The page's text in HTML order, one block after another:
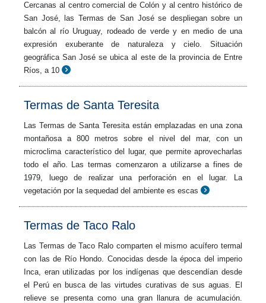
Cercanas al centro comercial de Colón y al centro histórico de
San José, las Termas de San José se despliegan sobre un
balcón al río Uruguay, rodeado de verde y en medio de una
expresión exuberante de naturaleza y cielo. Situación
geográfica San José se ubica al este de la provincia de Entre
Ríos, a 10
Termas de Santa Teresita
Las Termas de Santa Teresita están emplazadas en una zona
montañosa a 800 metros sobre el nivel del mar, con un
microclima característico del lugar, que permite aprovecharlas
todo el año. Las termas comenzaron a utilizarse a fines de
1979, luego de realizar una perforación en el lugar. La
vegetación por la sequedad del ambiente es escas
Termas de Taco Ralo
Las Termas de Taco Ralo comparten el mismo acuífero termal
con las de Río Hondo. Conocidas desde la época del imperio
Inca, eran utilizadas por los indígenas que descendían desde
el Perú en busca de las virtudes curativas de sus aguas. El
relieve se presenta como una gran llanura de acumulación.